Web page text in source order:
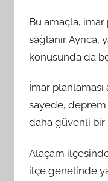
Bu amaçla, imar
sağlanır.
konusunda da
İmar
sayede, deprem
daha güvenli bir
Alaçam
ilçe genelinde